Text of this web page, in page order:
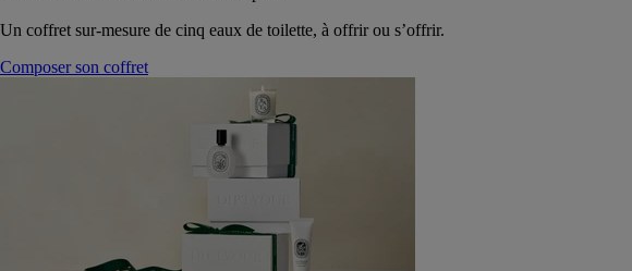
Un coffret sur-mesure de cinq eaux de toilette, à offrir ou s’offrir.
Composer son coffret